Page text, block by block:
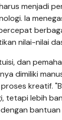
menjadi
Ia
nilai-nilai
dan
dimiliki
kreatif.
tetapi lebih